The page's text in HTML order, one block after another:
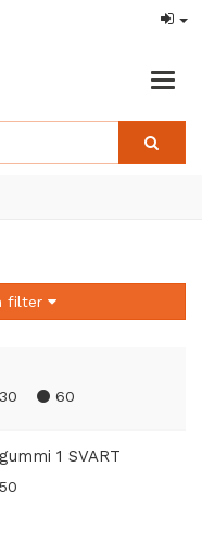
filter
30 60
1 SVART